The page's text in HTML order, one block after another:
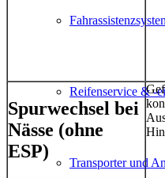
Reifenservice & -
Transporter und
Spurwechsel bei
Nässe (ohne
ESP)